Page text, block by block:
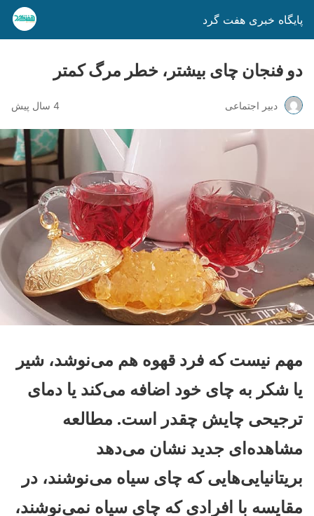
پایگاه خبری هفت گرد
دو فنجان چای بیشتر، خطر مرگ کمتر
دبیر اجتماعی 4 سال پیش
مهم نیست که فرد قهوه هم می‌نوشد، شیر
یا شکر به چای خود اضافه می‌کند یا دمای
ترجیحی چایش چقدر است. مطالعه
مشاهده‌ای جدید نشان می‌دهد
بریتانیایی‌هایی که چای سیاه می‌نوشند، در
مقایسه با افرادی که چای سیاه نمی‌نوشند،